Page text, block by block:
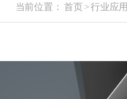
当前位置： 首页>行业应用